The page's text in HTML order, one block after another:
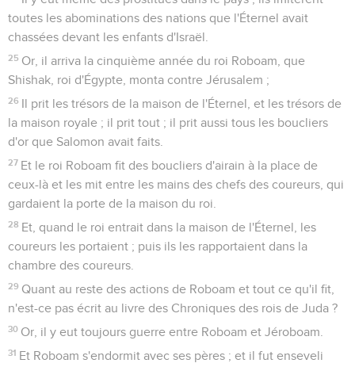
toutes les abominations des nations que l'Éternel avait
chassées devant les enfants d'Israël.
25 Or, il arriva la cinquième année du roi Roboam, que
Shishak, roi d'Égypte, monta contre Jérusalem ;
26 Il prit les trésors de la maison de l'Éternel, et les trésors de
la maison royale ; il prit tout ; il prit aussi tous les boucliers
d'or que Salomon avait faits.
27 Et le roi Roboam fit des boucliers d'airain à la place de
ceux-là et les mit entre les mains des chefs des coureurs, qui
gardaient la porte de la maison du roi.
28 Et, quand le roi entrait dans la maison de l'Éternel, les
coureurs les portaient ; puis ils les rapportaient dans la
chambre des coureurs.
29 Quant au reste des actions de Roboam et tout ce qu'il fit,
n'est-ce pas écrit au livre des Chroniques des rois de Juda ?
30 Or, il y eut toujours guerre entre Roboam et Jéroboam.
31 Et Roboam s'endormit avec ses pères ; et il fut enseveli